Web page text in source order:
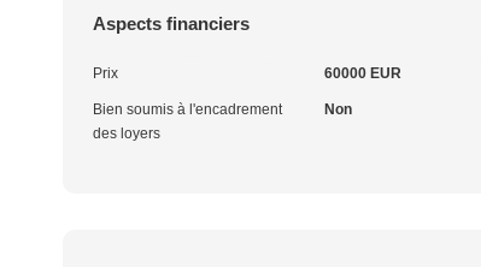
Aspects financiers
Prix 60000 EUR
Bien soumis à l'encadrement
des loyers
Non